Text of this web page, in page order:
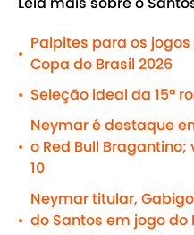
•
Palpites para os
Copa do Brasil 2026
• Seleção ideal da 15ª
•
Neymar é destaque
o Red Bull
10
•
Neymar titular,
do Santos em jogo do